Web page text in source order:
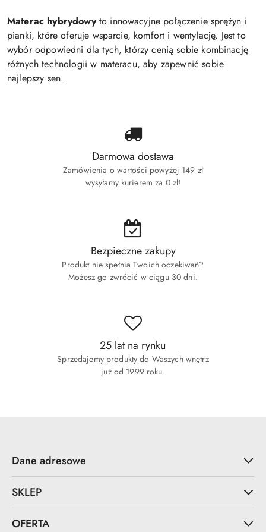
Materac hybrydowyto innowacyjne połączenie sprężyn i
pianki, które oferuje wsparcie, komfort i wentylację. Jest to
wybór odpowiedni dla tych, którzy cenią sobie kombinację
różnych technologii w materacu, aby zapewnić sobie
najlepszy sen.
Darmowa dostawa
Zamówienia o wartości powyżej 149 zł
wysyłamy kurierem za 0 zł!
Bezpieczne zakupy
Produkt nie spełnia Twoich oczekiwań?
Możesz go zwrócić w ciągu 30 dni.
25 lat na rynku
Sprzedajemy produkty do Waszych wnętrz
już od 1999 roku.
Dane adresowe
SKLEP
OFERTA